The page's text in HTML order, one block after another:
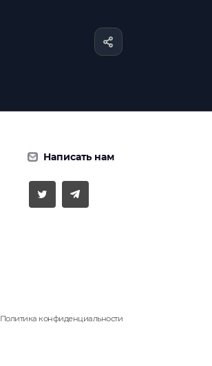
Написать нам
Политика конфиденциальности